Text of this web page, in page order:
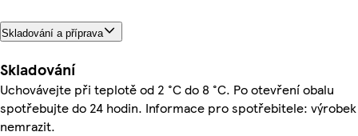
Skladování a příprava
Skladování
Uchovávejte při teplotě od 2 °C do 8 °C. Po otevření obalu
spotřebujte do 24 hodin. Informace pro spotřebitele: výrobek
nemrazit.